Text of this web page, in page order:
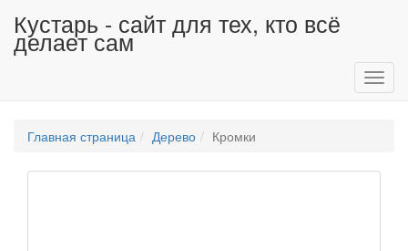
Кустарь - сайт для тех, кто всё
делает сам
Главная страница Дерево Кромки